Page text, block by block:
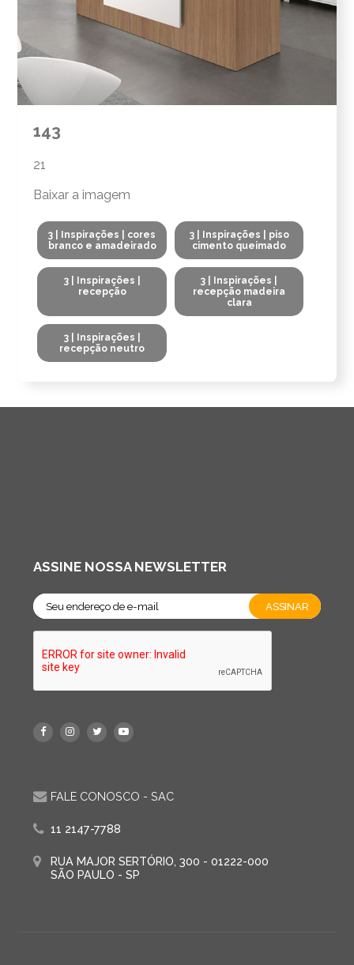
143
21
Baixar a imagem
3 | Inspirações | cores
branco e amadeirado
3 | Inspirações | piso
cimento queimado
3 | Inspirações |
recepção
3 | Inspirações |
recepção madeira
clara
3 | Inspirações |
recepção neutro
ASSINE NOSSA NEWSLETTER
FALE CONOSCO - SAC
11 2147-7788
RUA MAJOR SERTÓRIO, 300 - 01222-000
SÃO PAULO - SP